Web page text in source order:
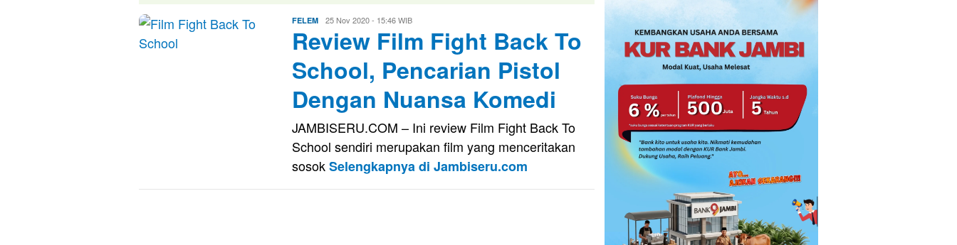
FELEM Evo
Kusnady
25 Nov 2020 - 15:46 WIB
Review Film Fight Back To
School, Pencarian Pistol
Dengan Nuansa Komedi
JAMBISERU.COM – Ini review Film Fight Back To
School sendiri merupakan film yang menceritakan
sosokSelengkapnya di Jambiseru.com